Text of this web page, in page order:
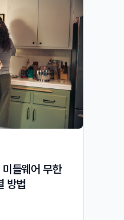
들웨어 무한
방법